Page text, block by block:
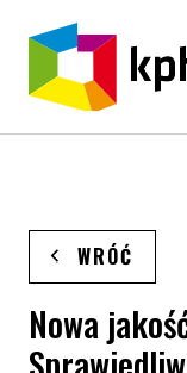
PRZEJDŹ DO TREŚCI
WRÓĆ
Nowa